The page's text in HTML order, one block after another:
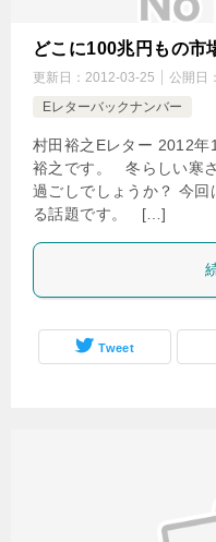
どこに100兆円もの市
更新日： 2012-03-25 公開日：
Eレターバックナンバー
村田裕之Eレター 2012年
裕之です。 冬らしい寒
過ごしでしょうか？ 今
る話題です。 […]
Tweet